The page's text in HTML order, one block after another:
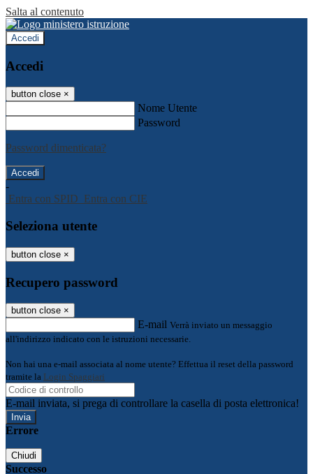
Salta al contenuto
Accedi
Accedi
button close ×
Nome Utente
Password
Password dimenticata?
-
Entra con SPID Entra con CIE
Seleziona utente
button close ×
Recupero password
button close ×
E-mail Verrà inviato un messaggio
all'indirizzo indicato con le istruzioni necessarie.
Non hai una e-mail associata al nome utente? Effettua il reset della password
tramite la Login Spaggiari
E-mail inviata, si prega di controllare la casella di posta elettronica!
Errore
Chiudi
Successo